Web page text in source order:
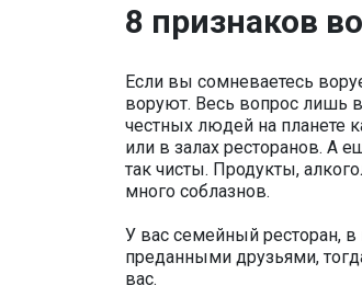
8 признаков
Если вы сомневаетесь
воруют. Весь вопрос лишь в
честных людей на планете
или в залах ресторанов. А
так чисты. Продукты,
много соблазнов.
У вас семейный ресторан,
преданными друзьями,
вас.